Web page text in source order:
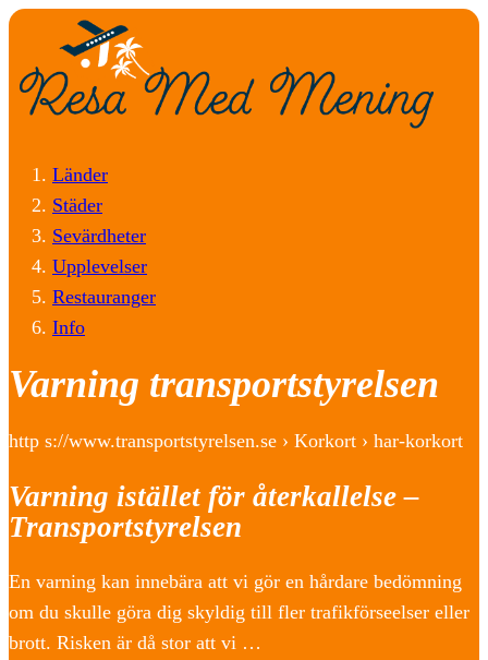
Länder
Städer
Sevärdheter
Upplevelser
Restauranger
Info
Varning transportstyrelsen
http s://www.transportstyrelsen.se › Korkort › har-korkort
Varning istället för återkallelse –
Transportstyrelsen
En varning kan innebära att vi gör en hårdare bedömning
om du skulle göra dig skyldig till fler trafikförseelser eller
brott. Risken är då stor att vi …